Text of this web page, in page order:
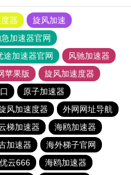
器
旋风加速
加速器官网
途加速器官网
风驰加速器
苹果版
旋风加速度器
原子加速器
风加速度器
外网网址导航
梯加速器
海鸥加速器
加速器
海外梯子官网
优云666
海鸥加速器